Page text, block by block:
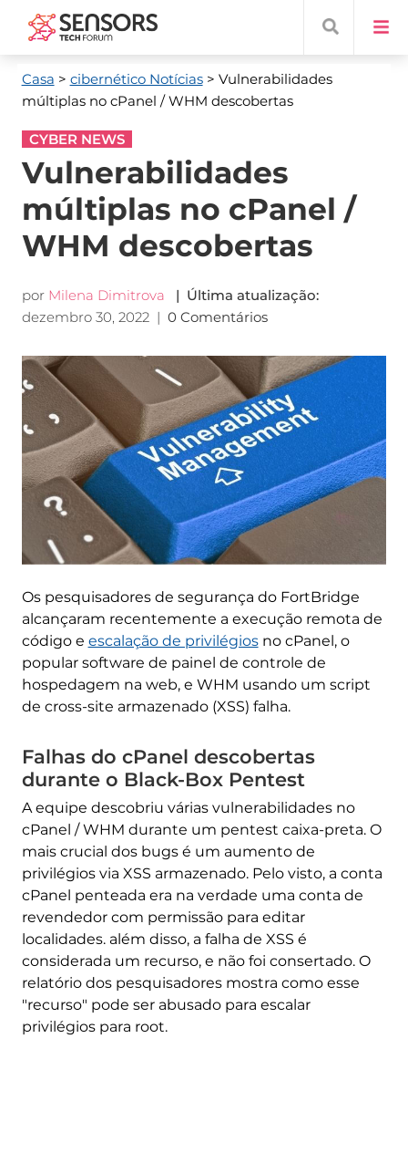
Casa > cibernético Notícias> Vulnerabilidades
múltiplas no cPanel / WHM descobertas
CYBER NEWS
Vulnerabilidades
múltiplas no cPanel /
WHM descobertas
por Milena Dimitrova
| Última atualização:
dezembro 30, 2022| 0 Comentários
Os pesquisadores de segurança do FortBridge
alcançaram recentemente a execução remota de
código e escalação de privilégiosno cPanel, o
popular software de painel de controle de
hospedagem na web, e WHM usando um script
de cross-site armazenado (XSS) falha.
Falhas do cPanel descobertas
durante o Black-Box Pentest
A equipe descobriu várias vulnerabilidades no
cPanel / WHM durante um pentest caixa-preta. O
mais crucial dos bugs é um aumento de
privilégios via XSS armazenado. Pelo visto, a conta
cPanel penteada era na verdade uma conta de
revendedor com permissão para editar
localidades. além disso, a falha de XSS é
considerada um recurso, e não foi consertado. O
relatório dos pesquisadores mostra como esse
"recurso" pode ser abusado para escalar
privilégios para root.